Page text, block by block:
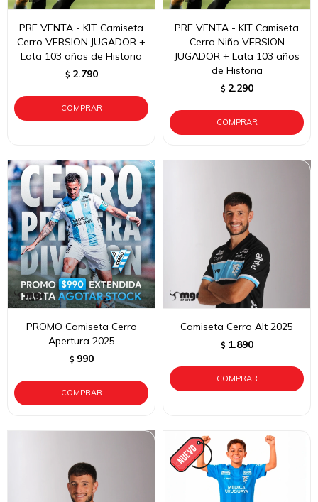
PRE VENTA - KIT Camiseta
Cerro VERSION JUGADOR +
Lata 103 años de Historia
$ 2.790
PRE VENTA - KIT Camiseta
Cerro Niño VERSION
JUGADOR + Lata 103 años
de Historia
$ 2.290
PROMO Camiseta Cerro
Apertura 2025
$ 990
Camiseta Cerro Alt 2025
$ 1.890